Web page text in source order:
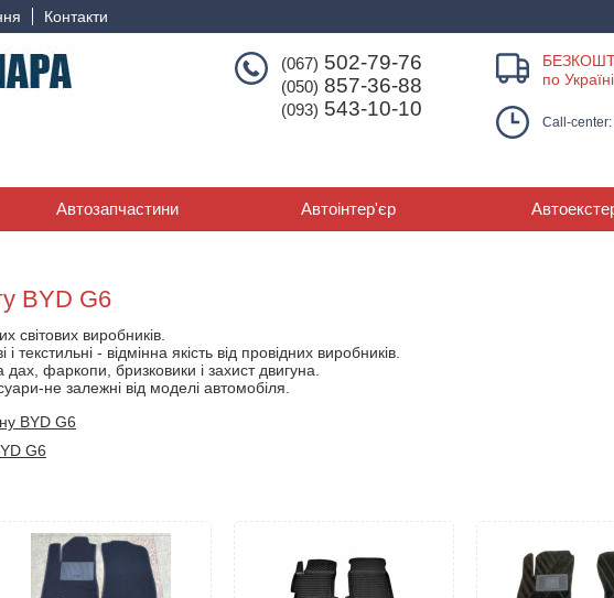
Контакти
(067) 502-79-76
(050) 857-36-88
(093) 543-10-10
по Україні
Call-
Автозапчастини Автоінтер'єр
BYD G6
світових виробників.
текстильні - відмінна якість від провідних виробників.
фаркопи, бризковики і захист двигуна.
не залежні від моделі автомобіля.
BYD G6
G6